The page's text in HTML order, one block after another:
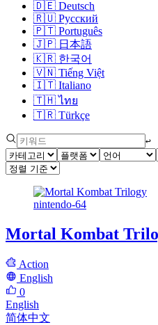
🇩🇪 Deutsch
🇷🇺 Русский
🇵🇹 Português
🇯🇵 日本語
🇰🇷 한국어
🇻🇳 Tiếng Việt
🇮🇹 Italiano
🇹🇭 ไทย
🇹🇷 Türkçe
↩︎
nintendo-64
Mortal Kombat
Action
English
0
English
简体中文